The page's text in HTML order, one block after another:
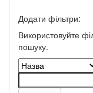
Додати фільтри:
Використовуйте
пошуку.